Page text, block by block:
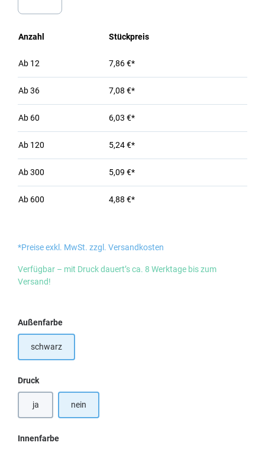
Anzahl Stückpreis
Ab 12 7,86 €*
Ab36 7,08 €*
Ab 60 6,03 €*
Ab 120 5,24 €*
Ab300 5,09 €*
Ab 600 4,88 €*
*Preise exkl. MwSt. zzgl. Versandkosten
Verfügbar – mit Druck dauert’s ca. 8 Werktage bis zum
Versand!
Außenfarbeauswählen
schwarz
Druckauswählen
ja nein
Innenfarbeauswählen